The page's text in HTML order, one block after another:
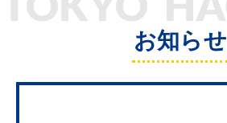
お知らせ